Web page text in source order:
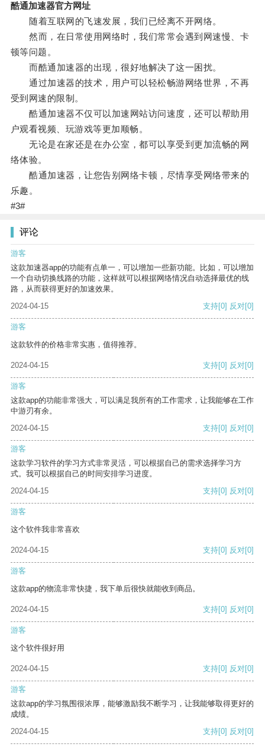
酷通加速器官方网址
随着互联网的飞速发展，我们已经离不开网络。
然而，在日常使用网络时，我们常常会遇到网速慢、卡
顿等问题。
而酷通加速器的出现，很好地解决了这一困扰。
通过加速器的技术，用户可以轻松畅游网络世界，不再
受到网速的限制。
酷通加速器不仅可以加速网站访问速度，还可以帮助用
户观看视频、玩游戏等更加顺畅。
无论是在家还是在办公室，都可以享受到更加流畅的网
络体验。
酷通加速器，让您告别网络卡顿，尽情享受网络带来的
乐趣。
#3#
评论
游客
这款加速器app的功能有点单一，可以增加一些新功能。比如，可以增加
一个自动切换线路的功能，这样就可以根据网络情况自动选择最优的线
路，从而获得更好的加速效果。
2024-04-15
支持[0] 反对[0]
游客
这款软件的价格非常实惠，值得推荐。
2024-04-15 支持[0] 反对[0]
游客
这款app的功能非常强大，可以满足我所有的工作需求，让我能够在工作
中游刃有余。
2024-04-15
支持[0] 反对[0]
游客
这款学习软件的学习方式非常灵活，可以根据自己的需求选择学习方
式。我可以根据自己的时间安排学习进度。
2024-04-15
支持[0] 反对[0]
游客
这个软件我非常喜欢
2024-04-15 支持[0] 反对[0]
游客
这款app的物流非常快捷，我下单后很快就能收到商品。
2024-04-15 支持[0] 反对[0]
游客
这个软件很好用
2024-04-15 支持[0] 反对[0]
游客
这款app的学习氛围很浓厚，能够激励我不断学习，让我能够取得更好的
成绩。
2024-04-15
支持[0] 反对[0]